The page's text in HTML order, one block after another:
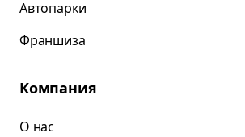
Автопарки
Франшиза
Компания
О нас